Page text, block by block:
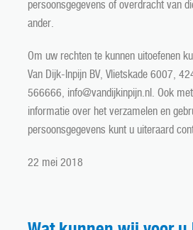
persoonsgegevens of overdracht van
ander.
Om uw rechten te kunnen uitoefenen
Van Dijk-Inpijn BV, Vlietskade 6007,
566666, info@vandijkinpijn.nl. Ook
informatie over het verzamelen en
persoonsgegevens kunt u uiteraard
22 mei 2018